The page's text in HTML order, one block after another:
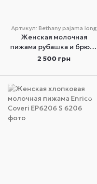
Артикул: Bethany pajama long
Женская молочная
пижама рубашка и брюки
Aruelle Bethany pajama
2 500 грн